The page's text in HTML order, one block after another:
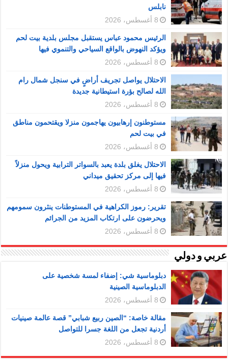
نابلس
8 أغسطس، 2026
الرئيس محمود عباس يستقبل مجلس بلدية بيت لحم
ويؤكد النهوض بالواقع السياحي والتنموي فيها
8 أغسطس، 2026
الاحتلال يواصل تجريف أراضٍ في سنجل شمال رام
الله لصالح بؤرة استيطانية جديدة
8 أغسطس، 2026
مستوطنون إرهابيون يهاجمون منزلا ويقتحمون مناطق
في بيت لحم
8 أغسطس، 2026
الاحتلال يغلق بلدة يعبد بالسواتر الترابية ويحول منزلاً
فيها إلى مركز تحقيق ميداني
8 أغسطس، 2026
تقرير: رموز الكراهية في المستوطنات ينثرون سمومهم
ويحرضون على ارتكاب المزيد من الجرائم
8 أغسطس، 2026
عربي و دولي
دبلوماسية شي: إضفاء لمسة شخصية على
الدبلوماسية الصينية
8 أغسطس، 2026
مقالة خاصة: “الصين ربيع شبابي” قصة عالمة صينيات
أردنية تجعل من اللغة جسرا للتواصل
8 أغسطس، 2026